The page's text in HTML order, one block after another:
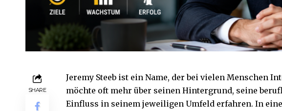
SHARE
Jeremy Steeb ist ein Name, der bei vielen Menschen
möchte oft mehr über seinen Hintergrund, seine
Einfluss in seinem jeweiligen Umfeld erfahren. In